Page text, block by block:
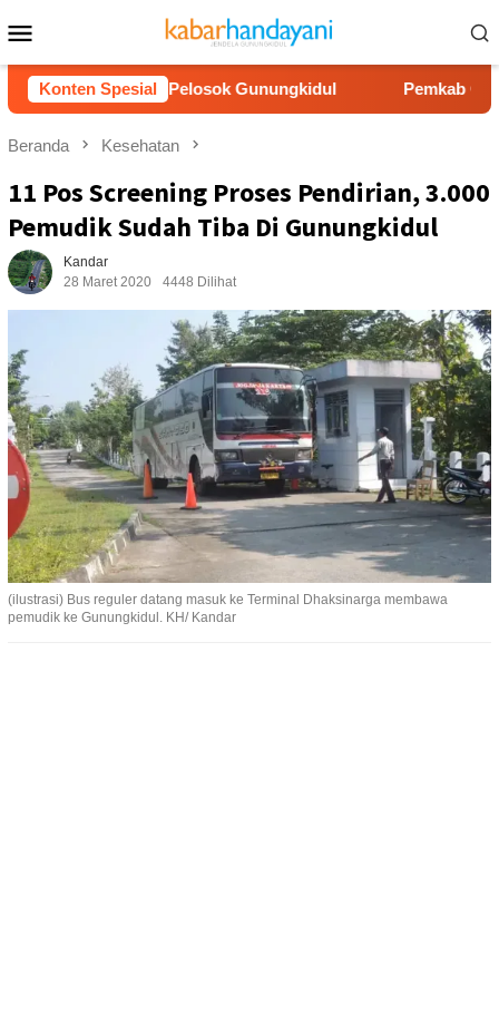
ke
kontenMobile
Konten Spesial
Bersih ke Pelosok Gunungkidul Pemkab
Beranda Kesehatan
11 Pos Screening Proses Pendirian, 3.000
Pemudik Sudah Tiba Di Gunungkidul
Kandar
28 Maret 2020
4448 Dilihat
(ilustrasi) Bus reguler datang masuk ke Terminal Dhaksinarga membawa
pemudik ke Gunungkidul. KH/ Kandar